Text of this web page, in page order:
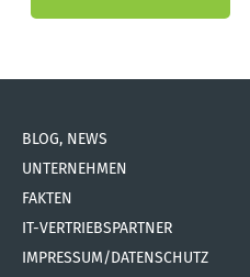
BLOG, NEWS
UNTERNEHMEN
FAKTEN
IT-VERTRIEBSPARTNER
IMPRESSUM/DATENSCHUTZ